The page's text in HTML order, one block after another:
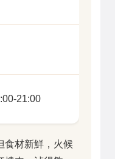
21:00
食材新鮮，火候